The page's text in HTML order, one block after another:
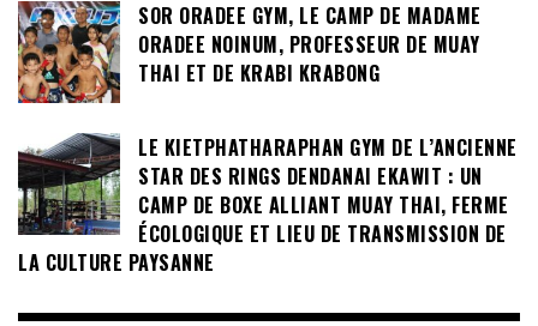
SOR ORADEE GYM, LE CAMP DE MADAME
ORADEE NOINUM, PROFESSEUR DE MUAY
THAI ET DE KRABI KRABONG
LE KIETPHATHARAPHAN GYM DE L’ANCIENNE
STAR DES RINGS DENDANAI EKAWIT : UN
CAMP DE BOXE ALLIANT MUAY THAI, FERME
ÉCOLOGIQUE ET LIEU DE TRANSMISSION DE
LA CULTURE PAYSANNE